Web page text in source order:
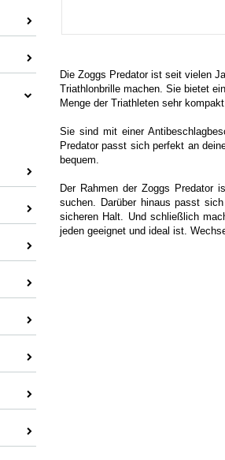
Die Zoggs Predator ist seit vielen
Triathlonbrille machen. Sie bietet
Menge der Triathleten sehr
Sie sind mit einer
Predator passt sich perfekt an
bequem.
Der Rahmen der Zoggs Predator
suchen. Darüber hinaus passt
sicheren Halt. Und schließlich
jeden geeignet und ideal ist.